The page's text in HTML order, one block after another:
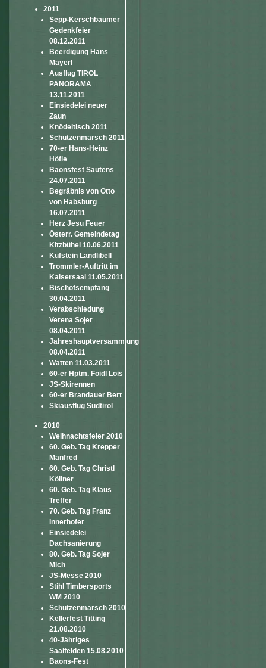
2011
Sepp-Kerschbaumer
Gedenkfeier
08.12.2011
Beerdigung Hans
Mayerl
Ausflug TIROL
PANORAMA
13.11.2011
Einsiedelei neuer
Zaun
Knödeltisch 2011
Schützenmarsch 2011
70-er Hans-Heinz
Höfle
Baonsfest Sautens
24.07.2011
Begräbnis von Otto
von Habsburg
16.07.2011
Herz Jesu Feuer
Österr. Gemeindetag
Kitzbühel 10.06.2011
Kufstein Landlibell
Trommler-Auftritt im
Kaisersaal 11.05.2011
Bischofsempfang
30.04.2011
Verabschiedung
Verena Sojer
08.04.2011
Jahreshauptversammlung
08.04.2011
Watten 11.03.2011
60-er Hptm. Foidl Lois
JS-Skirennen
60-er Brandauer Bert
Skiausflug Südtirol
2010
Weihnachtsfeier 2010
60. Geb. Tag Krepper
Manfred
60. Geb. Tag Christl
Köllner
60. Geb. Tag Klaus
Treffer
70. Geb. Tag Franz
Innerhofer
Einsiedelei
Dachsanierung
80. Geb. Tag Sojer
Mich
JS-Messe 2010
Stihl Timbersports
WM 2010
Schützenmarsch 2010
Kellerfest Titting
21.08.2010
40-Jähriges
Saalfelden 15.08.2010
Baons-Fest